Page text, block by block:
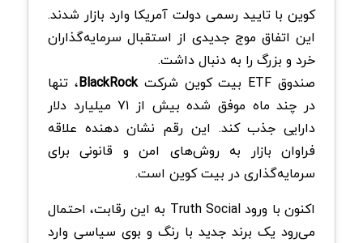
کوین با تایید رسمی دولت آمریکا وارد بازار شدند.
این اتفاق موج جدیدی از استقبال سرمایه‌گذاران
خرد و بزرگ را به دنبال داشت.
صندوق ETF بیت کوین شرکت
BlackRock، تنها
در چند ماه موفق شده بیش از ۷۱ میلیارد دلار
دارایی جذب کند. این رقم نشان‌ دهنده علاقه
فراوان بازار به روش‌های امن و قانونی برای
سرمایه‌گذاری در بیت کوین است.
اکنون با ورود Truth Social به این رقابت، احتمال
می‌رود یک برند جدید با رنگ و بوی سیاسی وارد